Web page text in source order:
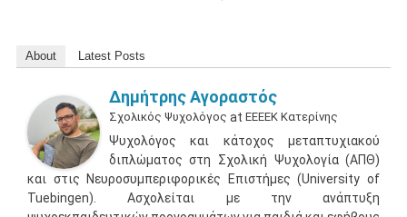
About Latest Posts
Δημήτρης Αγοραστός
Σχολικός Ψυχολόγος at ΕΕΕΕΚ Κατερίνης
Ψυχολόγος και κάτοχος μεταπτυχιακού
διπλώματος στη Σχολική Ψυχολογία (ΑΠΘ)
και στις Νευροσυμπεριφορικές Επιστήμες (University of
Tuebingen). Ασχολείται με την ανάπτυξη